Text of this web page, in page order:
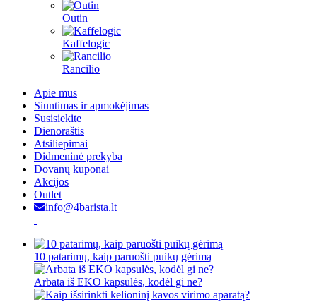
Outin
Kaffelogic
Rancilio
Apie mus
Siuntimas ir apmokėjimas
Susisiekite
Dienoraštis
Atsiliepimai
Didmeninė prekyba
Dovanų kuponai
Akcijos
Outlet
info@4barista.lt
10 patarimų, kaip paruošti puikų gėrimą
Arbata iš EKO kapsulės, kodėl gi ne?